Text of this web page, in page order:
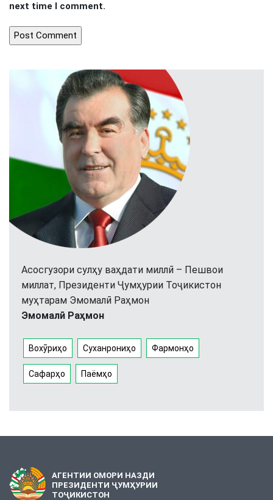
next time I comment.
Асосгузори сулҳу ваҳдати миллӣ – Пешвои
миллат, Президенти Ҷумҳурии Тоҷикистон
муҳтарам Эмомалӣ Раҳмон
Эмомалӣ Раҳмон
Вохӯриҳо Суханрониҳо Фармонҳо
Сафарҳо Паёмҳо
АГЕНТИИ ОМОРИ НАЗДИ
ПРЕЗИДЕНТИ ҶУМҲУРИИ
ТОҶИКИСТОН